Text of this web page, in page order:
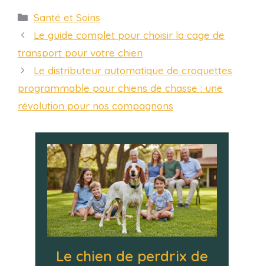
Catégories
Santé et Soins
Le guide complet pour choisir la cage de
transport pour votre chien
Le distributeur automatique de croquettes
programmable pour chiens de chasse : une
révolution pour nos compagnons
Le chien de perdrix de